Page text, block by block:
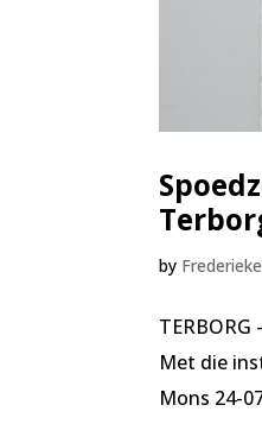
by
Met die
Mons 24-